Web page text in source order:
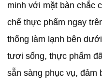
minh với mặt bàn chắc
chế thực phẩm ngay
thống làm lạnh bên
tươi sống, thực phẩm
sẵn sàng phục vụ, đảm